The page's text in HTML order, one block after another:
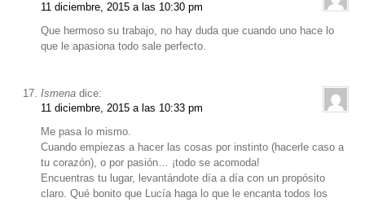
11 diciembre, 2015 a las 10:30 pm
Que hermoso su trabajo, no hay duda que cuando uno hace lo
que le apasiona todo sale perfecto.
Ismena dice:
11 diciembre, 2015 a las 10:33 pm
Me pasa lo mismo.
Cuando empiezas a hacer las cosas por instinto (hacerle caso a
tu corazón), o por pasión… ¡todo se acomoda!
Encuentras tu lugar, levantándote día a día con un propósito
claro. Qué bonito que Lucía haga lo que le encanta todos los